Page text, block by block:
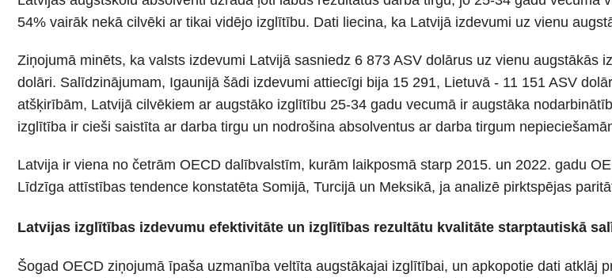
54% vairāk nekā cilvēki ar tikai vidējo izglītību. Dati liecina, ka Latvijā izdevumi uz vienu
Ziņojumā minēts, ka valsts izdevumi Latvijā sasniedz 6 873 ASV dolārus uz vienu
dolāri. Salīdzinājumam, Igaunijā šādi izdevumi attiecīgi bija 15 291, Lietuvā - 11 151 ASV
atšķirībām, Latvijā cilvēkiem ar augstāko izglītību 25-34 gadu vecumā ir augstāka
izglītība ir cieši saistīta ar darba tirgu un nodrošina absolventus ar darba tirgum
Latvija ir viena no četrām OECD dalībvalstīm, kurām laikposmā starp 2015. un 2022. gadu
Līdzīga attīstības tendence konstatēta Somijā, Turcijā un Meksikā, ja analizē pirktspējas
Latvijas izglītības izdevumu efektivitāte un izglītības rezultātu kvalitāte starptautiskā
Šogad OECD ziņojumā īpaša uzmanība veltīta augstākajai izglītībai, un apkopotie dati atklāj